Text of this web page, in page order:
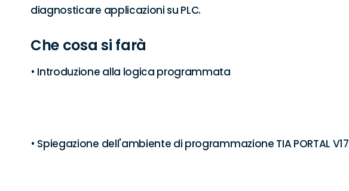
diagnosticare applicazioni su PLC.
Che cosa si farà
• Introduzione alla logica programmata
• Spiegazione dell'ambiente di programmazione TIA PORTAL V17